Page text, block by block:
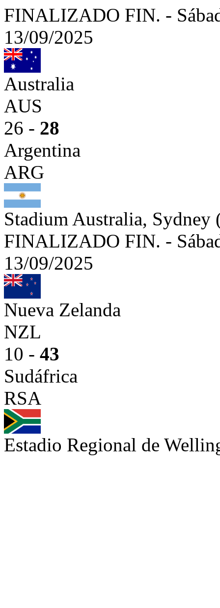
FINALIZADO FIN. -
13/09/2025
Australia
AUS
26 - 28
Argentina
ARG
Stadium Australia,
FINALIZADO FIN. -
13/09/2025
Nueva Zelanda
NZL
10 - 43
Sudáfrica
RSA
Estadio Regional de